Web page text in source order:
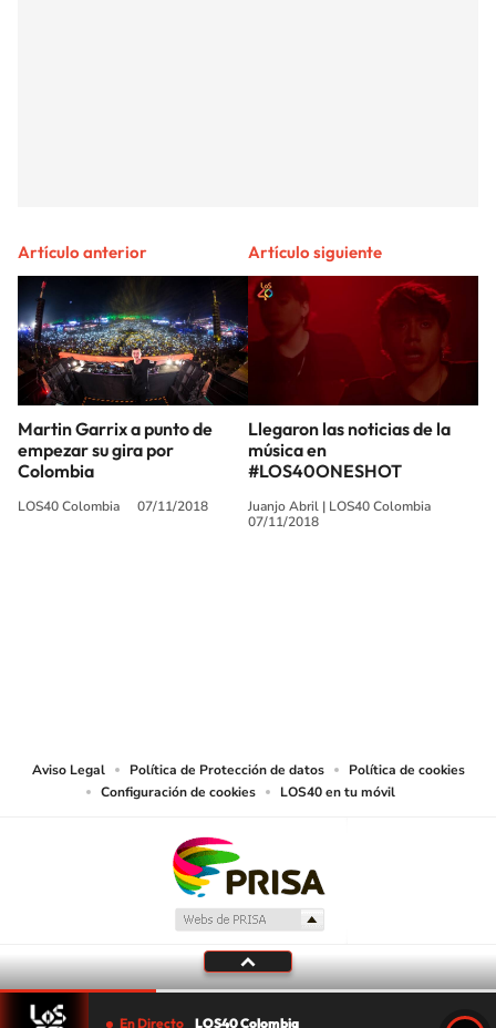
Artículo anterior
Martin Garrix a punto de
empezar su gira por
Colombia
LOS40 Colombia 07/11/2018
Artículo siguiente
Llegaron las noticias de la
música en
#LOS40ONESHOT
Juanjo Abril | LOS40 Colombia
07/11/2018
Aviso Legal Política de Protección de datos
Política de cookies
Configuración de cookies
LOS40 en tu móvil
En Directo LOS40 Colombia